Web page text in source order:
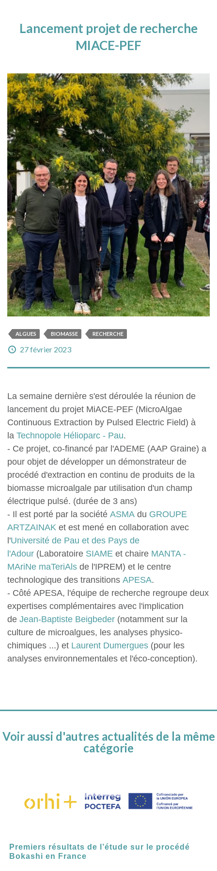
Lancement projet de recherche
MIACE-PEF
ALGUES BIOMASSE RECHERCHE
27 février 2023
La semaine dernière s'est déroulée la réunion de
lancement du projet MiACE-PEF (MicroAlgae
Continuous Extraction by Pulsed Electric Field) à
la Technopole Hélioparc - Pau.
- Ce projet, co-financé par l'ADEME (AAP Graine) a
pour objet de développer un démonstrateur de
procédé d'extraction en continu de produits de la
biomasse microalgale par utilisation d'un champ
électrique pulsé. (durée de 3 ans)
- Il est porté par la société ASMA du GROUPE
ARTZAINAK et est mené en collaboration avec
l'Université de Pau et des Pays de
l'Adour (Laboratoire SIAME et chaire MANTA -
MAriNe maTeriAls de l'IPREM) et le centre
technologique des transitions APESA.
- Côté APESA, l'équipe de recherche regroupe deux
expertises complémentaires avec l'implication
de Jean-Baptiste Beigbeder (notamment sur la
culture de microalgues, les analyses physico-
chimiques ...) et Laurent Dumergues (pour les
analyses environnementales et l'éco-conception).
Voir aussi d'autres actualités de la même
catégorie
Premiers résultats de l’étude sur le procédé
Bokashi en France